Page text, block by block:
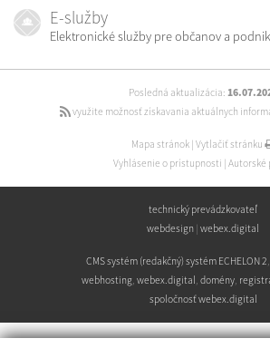
E-služby
Elektronické služby pre občanov a
Posledná aktualizácia:
využite možnosť získavania aktuálnych
Mapa stránok Vytlačiť stránku
Vyhlásenie o prístupnosti Autorské
technický prevádzkovateľ
webdesign webex.digital
CMS systém (redakčný) systém ECHELON 2,
webhosting, webex.digital , domény,
spoločnosť webex.digital